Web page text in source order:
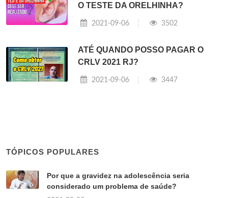
O TESTE DA ORELHINHA?
2021-09-06 3502
ATÉ QUANDO POSSO PAGAR O
CRLV 2021 RJ?
2021-09-06 3447
TÓPICOS POPULARES
Por que a gravidez na adolescência seria
considerado um problema de saúde?